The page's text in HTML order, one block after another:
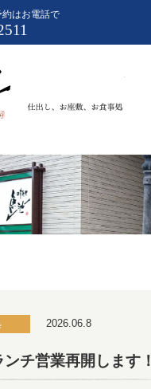
はお電話で
2026.06.8
チ営業再開します！